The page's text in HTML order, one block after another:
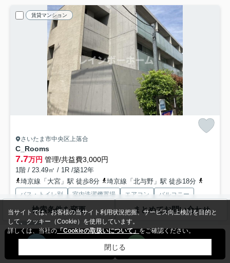
賃貸マンション
さいたま市中央区上落合
C_Rooms
7.7万円 管理/共益費3,000円
1階 / 23.49㎡ / 1R /築12年
埼京線「大宮」駅 徒歩8分
埼京線「北与野」駅 徒歩18分
バス・トイレ別 室内洗濯機置場 エアコン
バルコニー
フローリング
電気有
即入居可
「C_Rooms」：さいたま市中央区エリアの新居にピッタリ。ぜひ一度
見ていただきたい、「C_Rooms」です。室内設備は...
検索条件を変更 まとめてお問い合わせ
当サイトでは、お客様の当サイト利用状況把握、サービス向上検討を目的と
して、クッキー（Cookie）を使用しています。
詳しくは、当社の「Cookieの取扱いについて」をご確認ください。
閉じる